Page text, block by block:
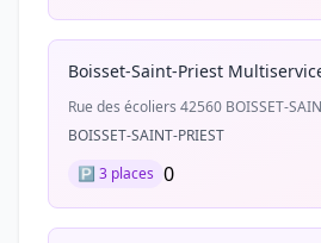
Boisset-Saint-Priest
Rue des écoliers 42560 BOISSET-
BOISSET-SAINT-PRIEST
🅿️ 3 places 0